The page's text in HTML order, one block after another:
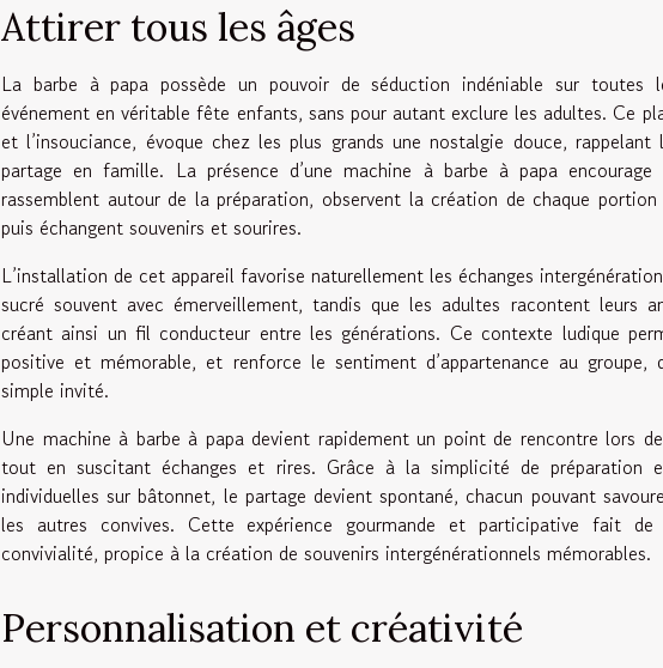
Attirer tous les âges
La barbe à papa possède un pouvoir de séduction indéniable sur toutes
événement en véritable fête enfants, sans pour autant exclure les adultes. Ce
et l’insouciance, évoque chez les plus grands une nostalgie douce,
partage en famille. La présence d’une machine à barbe à papa
rassemblent autour de la préparation, observent la création de chaque
puis échangent souvenirs et sourires.
L’installation de cet appareil favorise naturellement les échanges
sucré souvent avec émerveillement, tandis que les adultes racontent leurs
créant ainsi un fil conducteur entre les générations. Ce contexte ludique
positive et mémorable, et renforce le sentiment d’appartenance au
simple invité.
Une machine à barbe à papa devient rapidement un point de rencontre lors
tout en suscitant échanges et rires. Grâce à la simplicité de préparation
individuelles sur bâtonnet, le partage devient spontané, chacun pouvant
les autres convives. Cette expérience gourmande et participative fait
convivialité, propice à la création de souvenirs intergénérationnels mémorables.
Personnalisation et créativité